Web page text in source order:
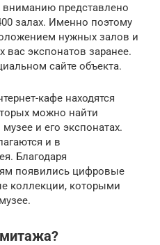
представлено
залах. Именно поэтому
нужных залов и
экспонатов заранее.
сайте объекта.
кафе находятся
можно найти
и его экспонатах.
и в
Благодаря
появились цифровые
коллекции, которыми